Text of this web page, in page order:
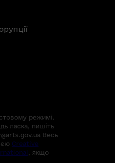
режимі.
ласка, пишіть
Весь
Creative
, якщо